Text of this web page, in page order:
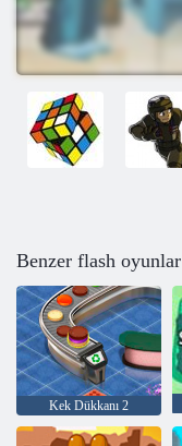
Benzer flash oyunlar
Kek Dükkanı 2